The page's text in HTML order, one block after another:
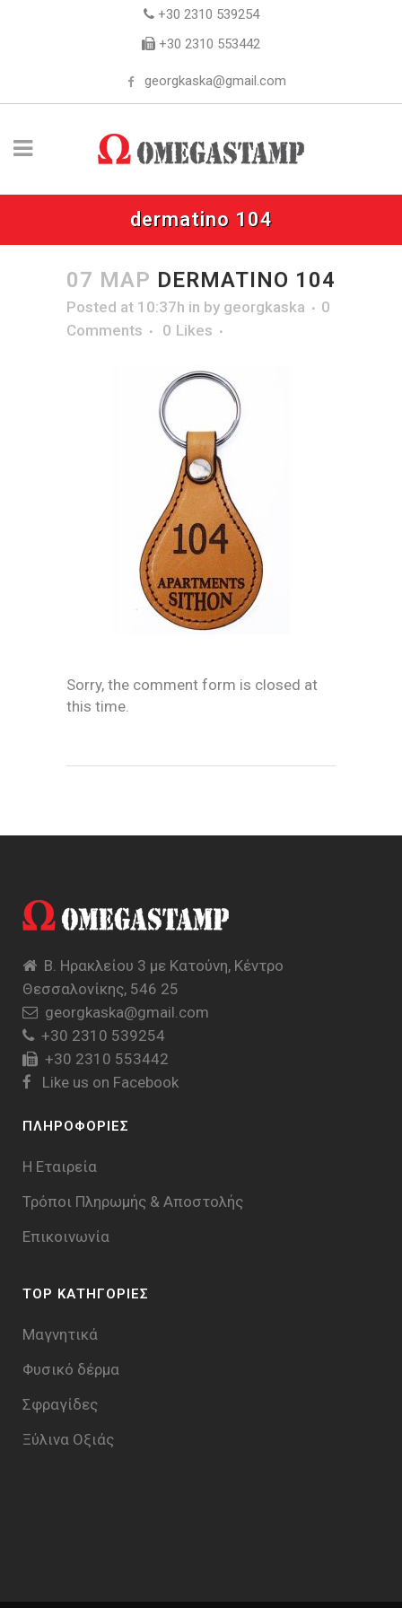
+30 2310 539254
+30 2310 553442
georgkaska@gmail.com
dermatino 104
07 ΜΑΡ DERMATINO 104
Posted at 10:37h in by georgkaska
0
Comments
0 Likes
Sorry, the comment form is closed at
this time.
Β. Ηρακλείου 3 με Κατούνη, Κέντρο
Θεσσαλονίκης, 546 25
georgkaska@gmail.com
+30 2310 539254
+30 2310 553442
Like us on Facebook
ΠΛΗΡΟΦΟΡΙΕΣ
Η Εταιρεία
Τρόποι Πληρωμής & Aποστολής
Επικοινωνία
TOP ΚΑΤΗΓΟΡΙΕΣ
Μαγνητικά
Φυσικό δέρμα
Σφραγίδες
Ξύλινα Οξιάς